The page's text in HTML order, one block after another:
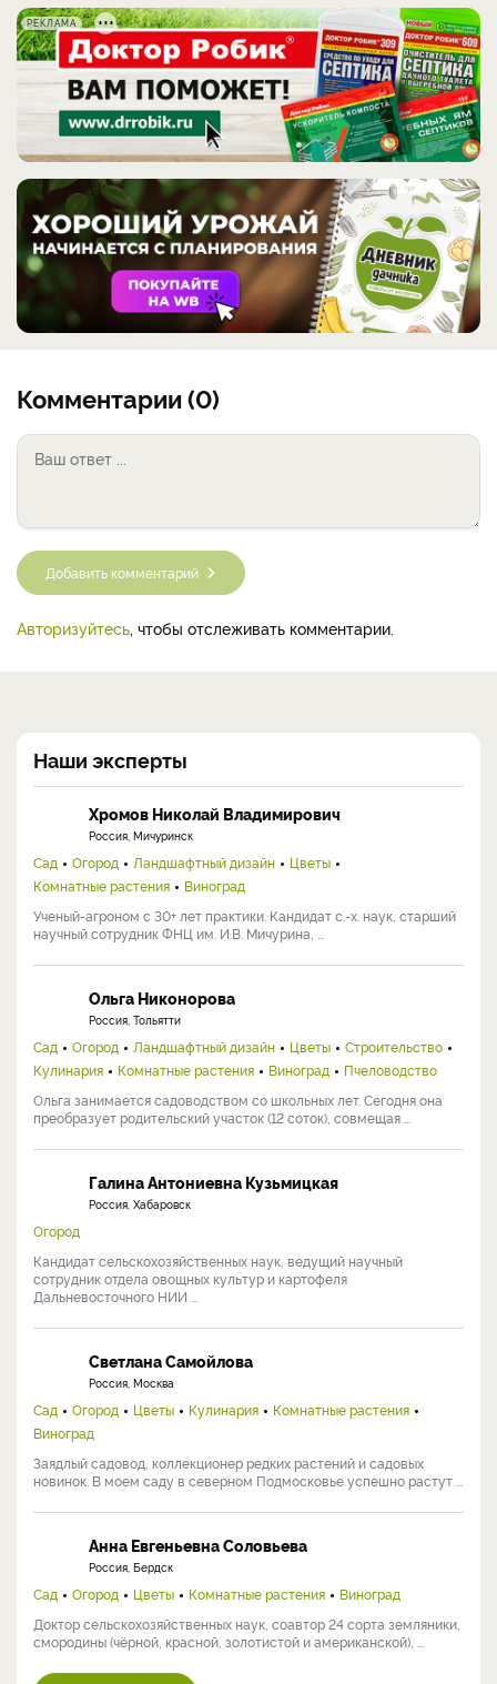
РЕКЛАМА
Комментарии (0)
Добавить комментарий
Авторизуйтесь, чтобы отслеживать комментарии.
Наши эксперты
Хромов Николай Владимирович
Россия, Мичуринск
Сад Огород Ландшафтный дизайн
Цветы
Комнатные растения
Виноград
Ученый-агроном с 30+ лет практики. Кандидат с.-х. наук, старший
научный сотрудник ФНЦ им. И.В. Мичурина, ...
Ольга Никонорова
Россия, Тольятти
Сад Огород Ландшафтный дизайн Цветы
Строительство
Кулинария
Комнатные растения Виноград
Пчеловодство
Ольга занимается садоводством со школьных лет. Сегодня она
преобразует родительский участок (12 соток), совмещая ...
Галина Антониевна Кузьмицкая
Россия, Хабаровск
Огород
Кандидат сельскохозяйственных наук, ведущий научный
сотрудник отдела овощных культур и картофеля
Дальневосточного НИИ ...
Светлана Самойлова
Россия, Москва
Сад Огород Цветы Кулинария
Комнатные растения
Виноград
Заядлый садовод, коллекционер редких растений и садовых
новинок. В моем саду в северном Подмосковье успешно растут ...
Анна Евгеньевна Соловьева
Россия, Бердск
Сад Огород Цветы Комнатные растения
Виноград
Доктор сельскохозяйственных наук, соавтор 24 сорта земляники,
смородины (чёрной, красной, золотистой и американской), ...